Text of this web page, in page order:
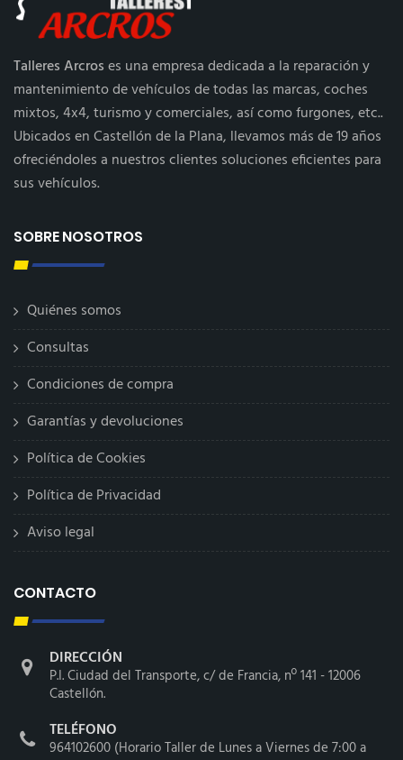
Talleres Arcroses una empresa dedicada a la reparación y
mantenimiento de vehículos de todas las marcas, coches
mixtos, 4x4, turismo y comerciales, así como furgones, etc..
Ubicados en Castellón de la Plana, llevamos más de 19 años
ofreciéndoles a nuestros clientes soluciones eficientes para
sus vehículos.
SOBRE NOSOTROS
Quiénes somos
Consultas
Condiciones de compra
Garantías y devoluciones
Política de Cookies
Política de Privacidad
Aviso legal
CONTACTO
DIRECCIÓN
P.I. Ciudad del Transporte, c/ de Francia, nº 141 - 12006
Castellón.
TELÉFONO
964102600 (Horario Taller de Lunes a Viernes de 7:00 a